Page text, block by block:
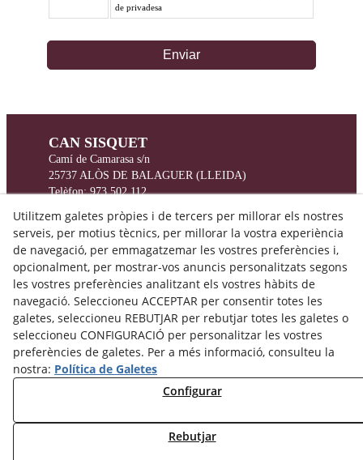
de privadesa
Enviar
CAN SISQUET
Camí de Camarasa s/n
25737 ALÒS DE BALAGUER (LLEIDA)
Telèfon:973 502 112
Avís Legal
Declaració d'accesibilitat
Política Cookies
Politica de Privacitat
Utilitzem galetes pròpies i de tercers per millorar els nostres
serveis, per motius tècnics, per millorar la vostra experiència
de navegació, per emmagatzemar les vostres preferències i,
opcionalment, per mostrar-vos anuncis personalitzats segons
les vostres preferències analitzant els vostres hàbits de
navegació. Seleccioneu ACCEPTAR per consentir totes les
galetes, seleccioneu REBUTJAR per rebutjar totes les galetes o
seleccioneu CONFIGURACIÓ per personalitzar les vostres
preferències de galetes. Per a més informació, consulteu la
nostra: Política de Galetes
Configurar
Rebutjar